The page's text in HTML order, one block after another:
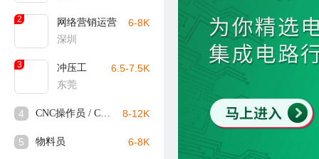
2
网络营销运营
深圳
6-8K
3
冲压工
东莞
6.5-7.5K
4 CNC操作员 / CNC师傅 8-12K
5 物料员 6-8K